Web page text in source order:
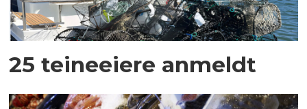
25 teineeiere anmeldt